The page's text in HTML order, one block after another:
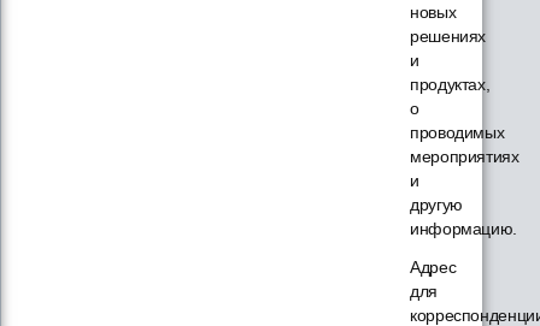
новых
решениях
и
продуктах,
о
проводимых
мероприятиях
и
другую
информацию.
Адрес
для